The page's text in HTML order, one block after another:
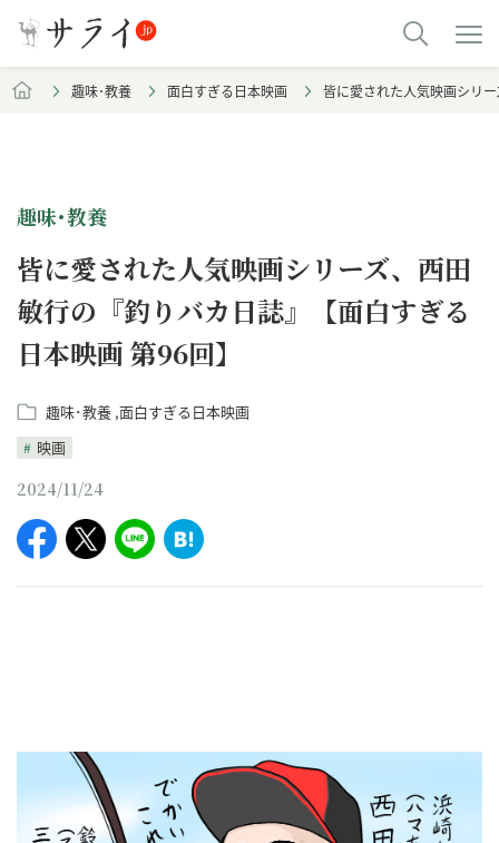
趣味･教養 面白すぎる日本映画 皆に愛された人気映画シリ
趣味･教養
皆に愛された人気映画シリーズ、西田
敏行の『釣りバカ日誌』【面白すぎる
日本映画 第96回】
趣味･教養 面白すぎる日本映画
映画
2024/11/24